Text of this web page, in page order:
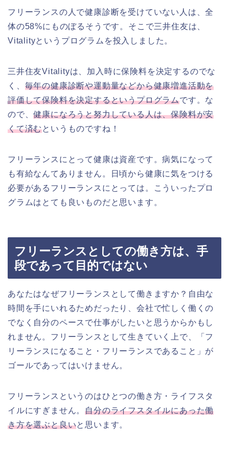
フリーランスの人で健康診断を受けていない人は、全
体の58%にものぼるそうです。そこで三井住友は、
Vitalityというプログラムを投入しました。
三井住友Vitalityは、加入時に保険料を決定するのでな
く、 毎年の健康診断や運動量などから健康増進活動を
評価して保険料を決定するというプログラムです。な
ので、健康になろうと努力している人は、保険料が安
くて済むというものですね！
フリーランスにとって健康は資産です。病気になって
も有給なんてありません。日頃から健康に気をつける
必要があるフリーランスにとっては。こういったプロ
グラムはとても良いものだと思います。
フリーランスとしての働き方は、手
段であって目的ではない
あなたはなぜフリーランスとして働きますか？自由な
時間を手にいれるためだったり、会社で忙しく働くの
でなく自分のペースで仕事がしたいと思うからかもし
れません。フリーランスとして生きていく上で、「フ
リーランスになること・フリーランスであること」が
ゴールであってはいけません。
フリーランスというのはひとつの働き方・ライフスタ
イルにすぎません。自分のライフスタイルにあった働
き方を選ぶと良いと思います。